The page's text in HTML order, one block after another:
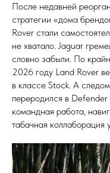
После недавней
стратегии «дома
Rover стали
не хватало. Jaguar
словно забыли. По
2026 году Land Rover
в классе Stock. А
переродился в
командная работа,
табачная коллаборация